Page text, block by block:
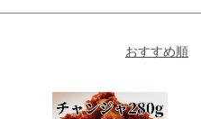
おすすめ順